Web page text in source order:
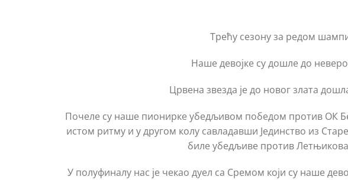
Трећу сезону за редом
Наше девојке су дошле до
Црвена звезда је до новог злата
Почеле су наше пионирке убедљивом победом против ОК
истом ритму и у другом колу савладавши Јединство из
биле убедљиве против
У полуфиналу нас је чекао дуел са Сремом који су наше